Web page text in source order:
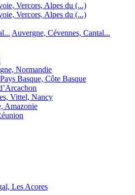
Vercors, Alpes du (...)
Vercors, Alpes du (...)
Auvergne, Cévennes, Cantal...
Normandie
Pays Basque, Côte Basque
Vittel, Nancy
Amazonie
Les Acores